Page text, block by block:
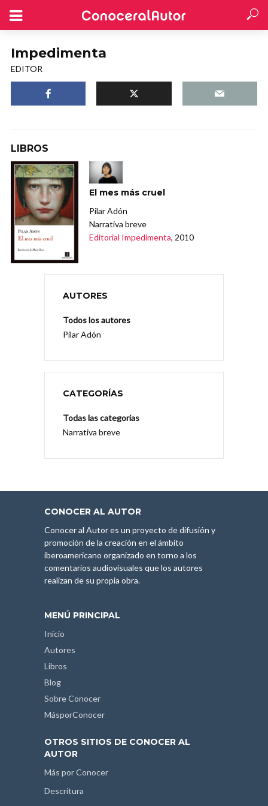
Impedimenta
EDITOR
LIBROS
El mes más cruel
Pilar Adón
Narrativa breve
Editorial Impedimenta, 2010
AUTORES
Todos los autores
Pilar Adón
CATEGORÍAS
Todas las categorias
Narrativa breve
CONOCER AL AUTOR
Conocer al Autor es un proyecto de difusión y
promoción de la creación en el ámbito
iberoamericano organizado en torno a los
comentarios audiovisuales que los autores
realizan de su propia obra.
MENÚ PRINCIPAL
Inicio
Autores
Libros
Blog
Sobre Conocer
MásporConocer
OTROS SITIOS DE CONOCER AL
AUTOR
Más por Conocer
Descritura